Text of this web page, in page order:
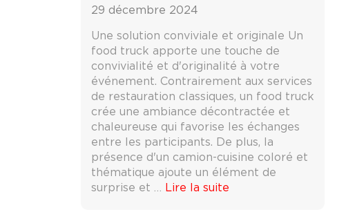
29 décembre 2024
Une solution conviviale et originale Un
food truck apporte une touche de
convivialité et d'originalité à votre
événement. Contrairement aux services
de restauration classiques, un food truck
crée une ambiance décontractée et
chaleureuse qui favorise les échanges
entre les participants. De plus, la
présence d'un camion-cuisine coloré et
thématique ajoute un élément de
surprise et …
Lire la suite